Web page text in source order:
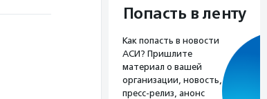
Попасть в ленту
Как попасть в новости
АСИ? Пришлите
материал о вашей
организации, новость,
пресс-релиз, анонс